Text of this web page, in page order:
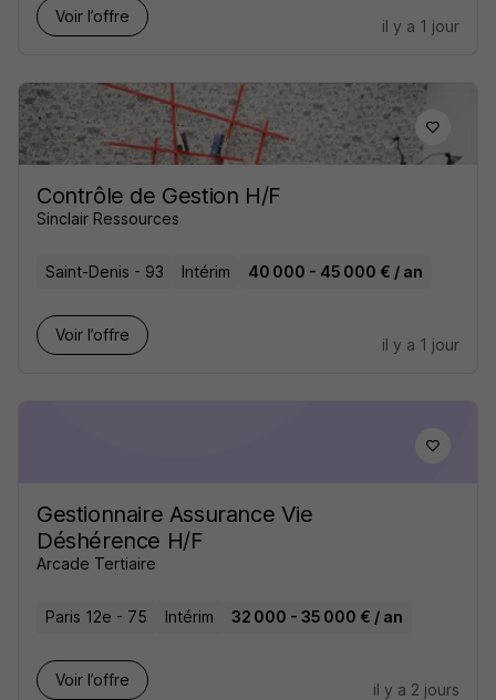
Voir l’offre
il y a 1 jour
Contrôle de Gestion H/F
Sinclair Ressources
Saint-Denis - 93 Intérim 40 000 - 45 000 € / an
Voir l’offre
il y a 1 jour
Gestionnaire Assurance Vie
Déshérence H/F
Arcade Tertiaire
Paris 12e - 75 Intérim 32 000 - 35 000 € / an
Voir l’offre
il y a 2 jours